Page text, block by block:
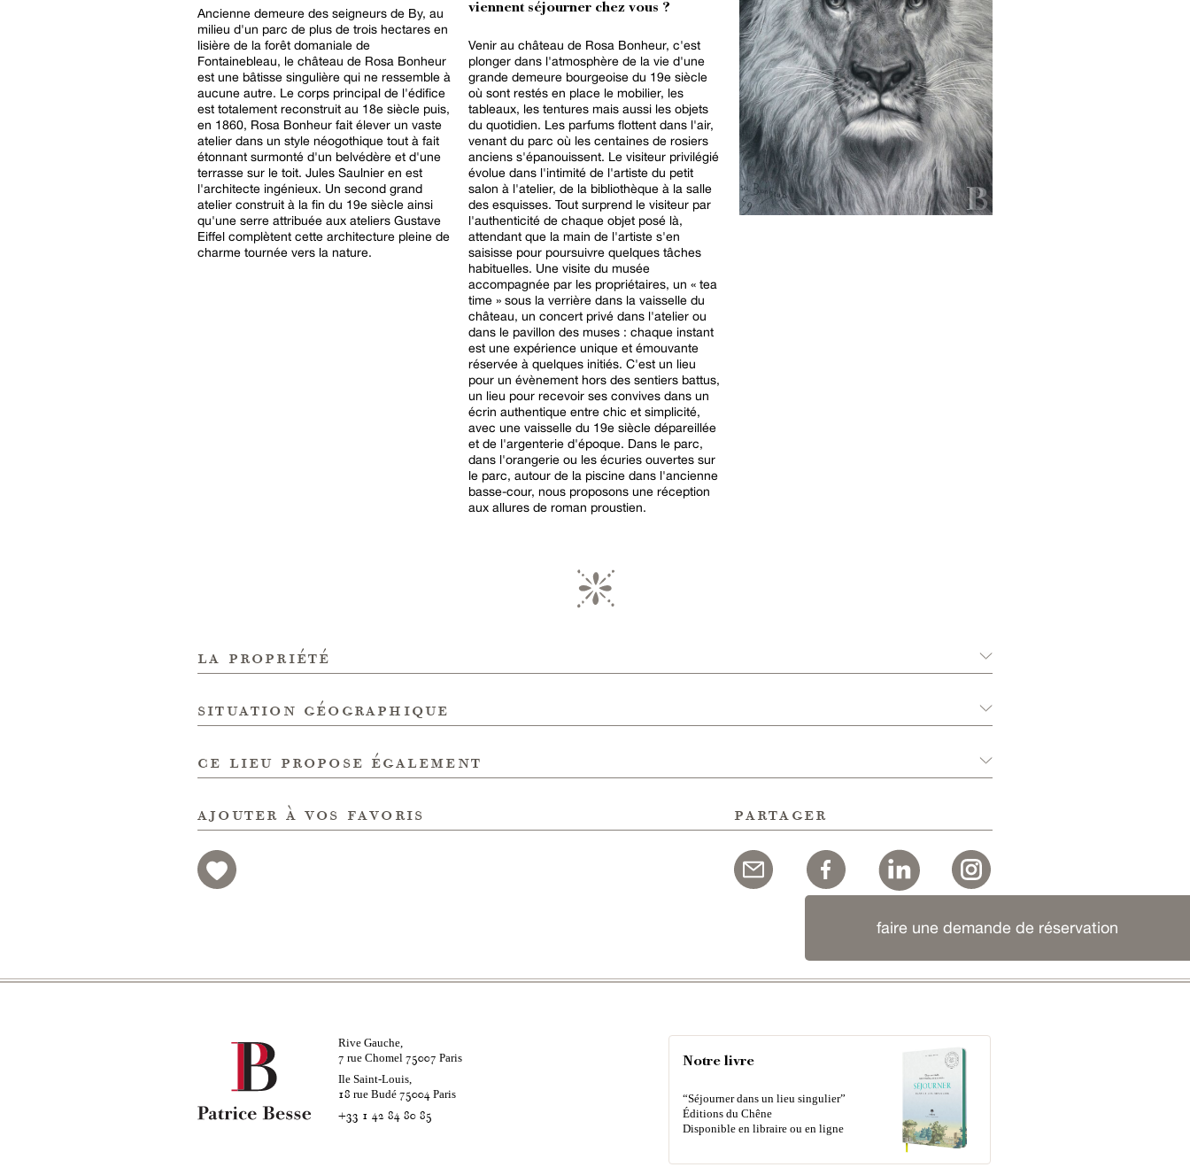
Ancienne demeure des seigneurs de By, au
milieu d'un parc de plus de trois hectares en
lisière de la forêt domaniale de
Fontainebleau, le château de Rosa Bonheur
est une bâtisse singulière qui ne ressemble à
aucune autre. Le corps principal de l'édifice
est totalement reconstruit au 18e siècle puis,
en 1860, Rosa Bonheur fait élever un vaste
atelier dans un style néogothique tout à fait
étonnant surmonté d'un belvédère et d'une
terrasse sur le toit. Jules Saulnier en est
l'architecte ingénieux. Un second grand
atelier construit à la fin du 19e siècle ainsi
qu'une serre attribuée aux ateliers Gustave
Eiffel complètent cette architecture pleine de
charme tournée vers la nature.
viennent séjourner chez vous ?
Venir au château de Rosa Bonheur, c'est
plonger dans l'atmosphère de la vie d'une
grande demeure bourgeoise du 19e siècle
où sont restés en place le mobilier, les
tableaux, les tentures mais aussi les objets
du quotidien. Les parfums flottent dans l'air,
venant du parc où les centaines de rosiers
anciens s'épanouissent. Le visiteur privilégié
évolue dans l'intimité de l'artiste du petit
salon à l'atelier, de la bibliothèque à la salle
des esquisses. Tout surprend le visiteur par
l'authenticité de chaque objet posé là,
attendant que la main de l'artiste s'en
saisisse pour poursuivre quelques tâches
habituelles. Une visite du musée
accompagnée par les propriétaires, un « tea
time » sous la verrière dans la vaisselle du
château, un concert privé dans l'atelier ou
dans le pavillon des muses : chaque instant
est une expérience unique et émouvante
réservée à quelques initiés. C'est un lieu
pour un évènement hors des sentiers battus,
un lieu pour recevoir ses convives dans un
écrin authentique entre chic et simplicité,
avec une vaisselle du 19e siècle dépareillée
et de l'argenterie d'époque. Dans le parc,
dans l'orangerie ou les écuries ouvertes sur
le parc, autour de la piscine dans l'ancienne
basse-cour, nous proposons une réception
aux allures de roman proustien.
la propriété
situation géographique
ce lieu propose également
ajouter à vos favoris partager
faire une demande de réservation
Rive Gauche,
7 rue Chomel 75007 Paris
Ile Saint-Louis,
18 rue Budé 75004Paris
+33 1 42 84 80 85
Notre livre
“Séjourner dans un lieu singulier”
Éditions du Chêne
Disponible en libraire ou en ligne